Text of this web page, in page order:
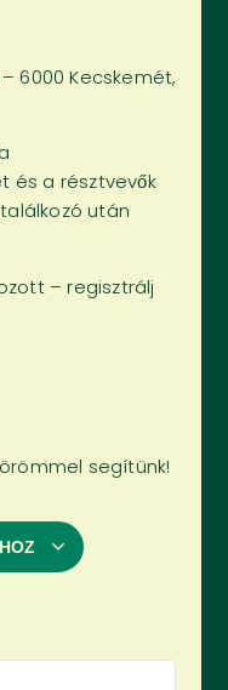
6000 Kecskemét,
és a résztvevők
után
– regisztrálj
segítünk!